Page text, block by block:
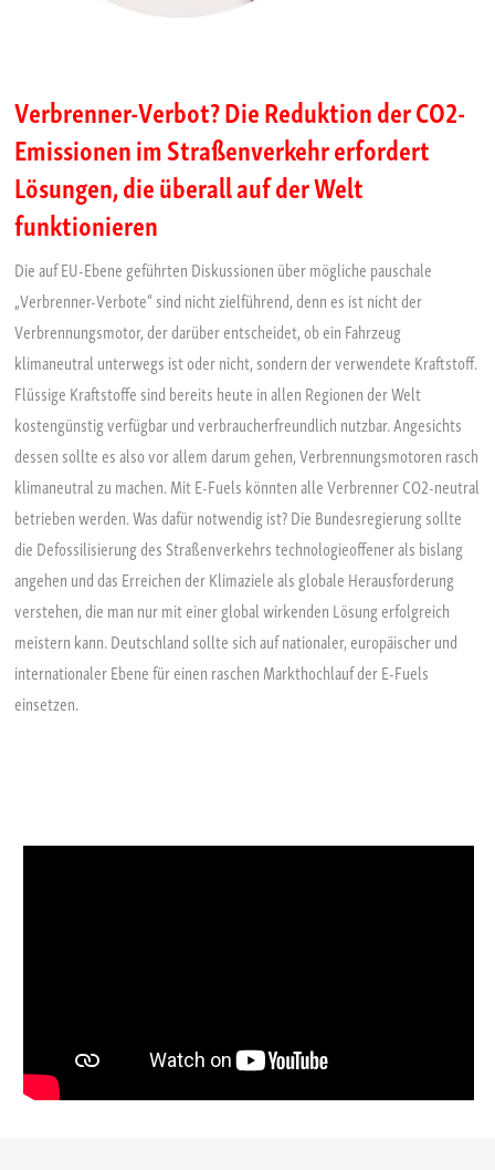
Verbrenner-Verbot? Die Reduktion der CO2-
Emissionen im Straßenverkehr erfordert
Lösungen, die überall auf der Welt
funktionieren
Die auf EU-Ebene geführten Diskussionen über mögliche pauschale
„Verbrenner-Verbote“ sind nicht zielführend, denn es ist nicht der
Verbrennungsmotor, der darüber entscheidet, ob ein Fahrzeug
klimaneutral unterwegs ist oder nicht, sondern der verwendete Kraftstoff.
Flüssige Kraftstoffe sind bereits heute in allen Regionen der Welt
kostengünstig verfügbar und verbraucherfreundlich nutzbar. Angesichts
dessen sollte es also vor allem darum gehen, Verbrennungsmotoren rasch
klimaneutral zu machen. Mit E-Fuels könnten alle Verbrenner CO2-neutral
betrieben werden. Was dafür notwendig ist? Die Bundesregierung sollte
die Defossilisierung des Straßenverkehrs technologieoffener als bislang
angehen und das Erreichen der Klimaziele als globale Herausforderung
verstehen, die man nur mit einer global wirkenden Lösung erfolgreich
meistern kann. Deutschland sollte sich auf nationaler, europäischer und
internationaler Ebene für einen raschen Markthochlauf der E-Fuels
einsetzen.